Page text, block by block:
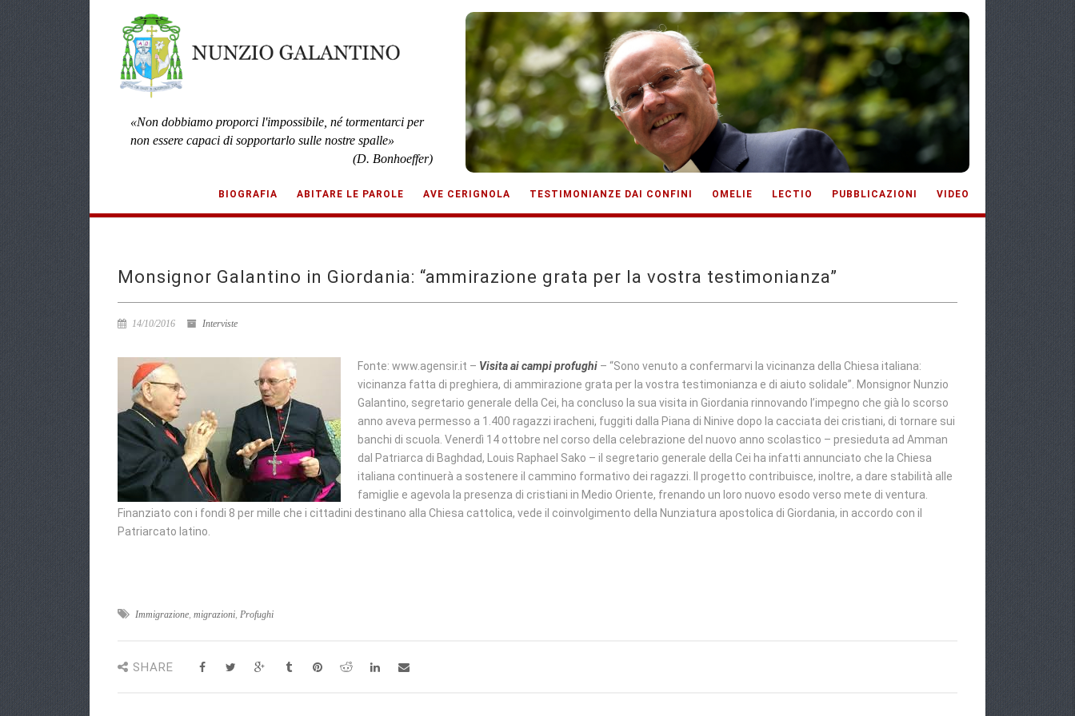
«Non dobbiamo proporci l'impossibile, né tormentarci per
non essere capaci di sopportarlo sulle nostre spalle»
(D. Bonhoeffer)
BIOGRAFIA ABITARE LE PAROLE AVE CERIGNOLA TESTIMONIANZE DAI CONFINI OMELIE LECTIO PUBBLICAZIONI VIDEO
Monsignor Galantino in Giordania: “ammirazione grata per la vostra testimonianza”
14/10/2016 Interviste
Fonte: www.agensir.it – Visita ai campi profughi – “Sono venuto a confermarvi la vicinanza della Chiesa italiana:
vicinanza fatta di preghiera, di ammirazione grata per la vostra testimonianza e di aiuto solidale”. Monsignor Nunzio
Galantino, segretario generale della Cei, ha concluso la sua visita in Giordania rinnovando l’impegno che già lo scorso
anno aveva permesso a 1.400 ragazzi iracheni, fuggiti dalla Piana di Ninive dopo la cacciata dei cristiani, di tornare sui
banchi di scuola. Venerdì 14 ottobre nel corso della celebrazione del nuovo anno scolastico – presieduta ad Amman
dal Patriarca di Baghdad, Louis Raphael Sako – il segretario generale della Cei ha infatti annunciato che la Chiesa
italiana continuerà a sostenere il cammino formativo dei ragazzi. Il progetto contribuisce, inoltre, a dare stabilità alle
famiglie e agevola la presenza di cristiani in Medio Oriente, frenando un loro nuovo esodo verso mete di ventura.
Finanziato con i fondi 8 per mille che i cittadini destinano alla Chiesa cattolica, vede il coinvolgimento della Nunziatura apostolica di Giordania, in accordo con il
Patriarcato latino.
Immigrazione, migrazioni, Profughi
SHARE